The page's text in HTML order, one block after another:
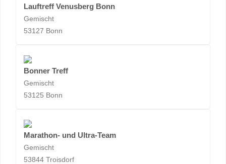
Lauftreff Venusberg Bonn
Gemischt
53127 Bonn
Bonner Treff
Gemischt
53125 Bonn
Marathon- und Ultra-Team
Gemischt
53844 Troisdorf